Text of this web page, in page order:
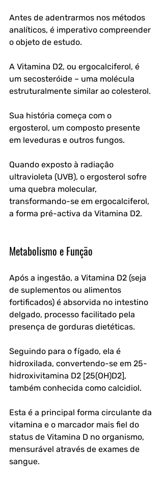
Antes de adentrarmos nos métodos
analíticos, é imperativo compreender
o objeto de estudo.
A Vitamina D2, ou ergocalciferol, é
um secosteróide – uma molécula
estruturalmente similar ao colesterol.
Sua história começa com o
ergosterol, um composto presente
em leveduras e outros fungos.
Quando exposto à radiação
ultravioleta (UVB), o ergosterol sofre
uma quebra molecular,
transformando-se em ergocalciferol,
a forma pré-activa da Vitamina D2.
Metabolismo e Função
Após a ingestão, a Vitamina D2 (seja
de suplementos ou alimentos
fortificados) é absorvida no intestino
delgado, processo facilitado pela
presença de gorduras dietéticas.
Seguindo para o fígado, ela é
hidroxilada, convertendo-se em 25-
hidroxivitamina D2 [25(OH)D2],
também conhecida como calcidiol.
Esta é a principal forma circulante da
vitamina e o marcador mais fiel do
status de Vitamina D no organismo,
mensurável através de exames de
sangue.